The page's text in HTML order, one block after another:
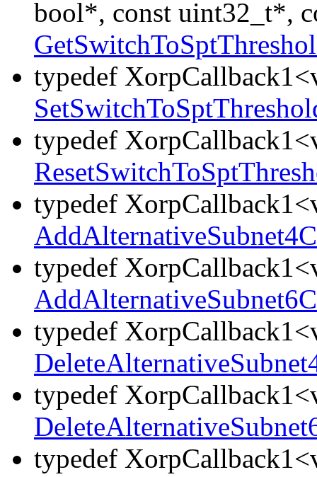
bool*, const uint32_t*,
typedef
typedef
typedef
typedef
typedef
typedef
typedef